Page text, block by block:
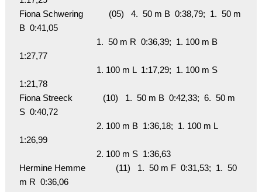
Fiona Schwering           (05)   4.  50 m B  0:38,79;  1.  50 m
B  0:41,05
1:27,77
1:21,78
Fiona Streeck             (10)   1.  50 m B  0:42,33;  6.  50 m
S  0:40,72
1:26,99
Hermine Hemme             (11)   1.  50 m F  0:31,53;  1.  50
m R  0:36,06